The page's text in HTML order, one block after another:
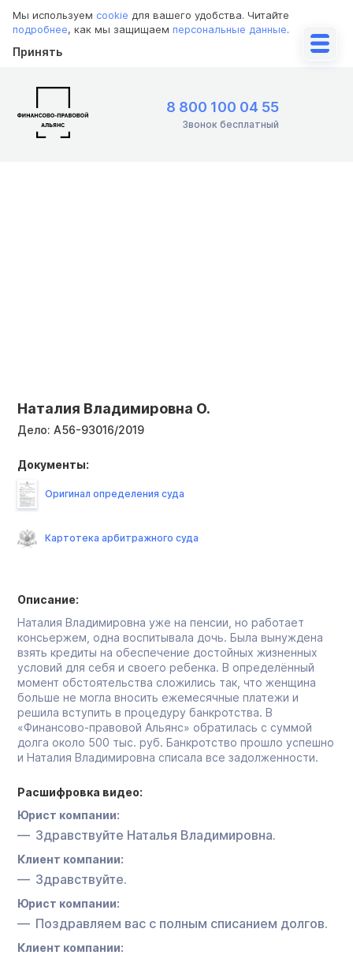
Мы используем cookie для вашего удобства. Читайте
подробнее, как мы защищаем персональные данные.
Принять
8 800 100 04 55
Звонок бесплатный
Наталия Владимировна О.
Дело: А56-93016/2019
Описание:
Наталия Владимировна уже на пенсии, но работает
консьержем, одна воспитывала дочь. Была вынуждена
взять кредиты на обеспечение достойных жизненных
условий для себя и своего ребенка. В определённый
момент обстоятельства сложились так, что женщина
больше не могла вносить ежемесячные платежи и
решила вступить в процедуру банкротства. В
«Финансово-правовой Альянс» обратилась с суммой
долга около 500 тыс. руб. Банкротство прошло успешно
и Наталия Владимировна списала все задолженности.
Расшифровка видео:
Юрист компании:
Здравствуйте Наталья Владимировна.
Клиент компании:
Здравствуйте.
Юрист компании:
Поздравляем вас с полным списанием долгов.
Клиент компании:
Документы:
Оригинал определения суда
Картотека арбитражного суда